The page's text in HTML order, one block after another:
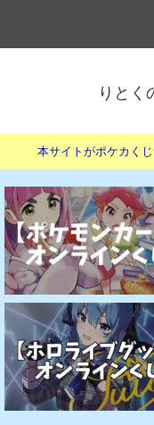
りとく
本サイトがポケカく